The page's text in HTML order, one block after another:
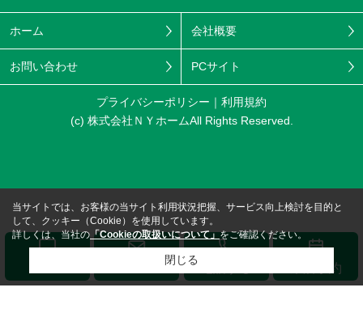
ホーム 会社概要
お問い合わせ PCサイト
プライバシーポリシー
利用規約
(c) 株式会社ＮＹホームAll Rights Reserved.
来店予約
当サイトでは、お客様の当サイト利用状況把握、サービス向上検討を目的と
して、クッキー（Cookie）を使用しています。
詳しくは、当社の 「Cookieの取扱いについて」をご確認ください。
閉じる